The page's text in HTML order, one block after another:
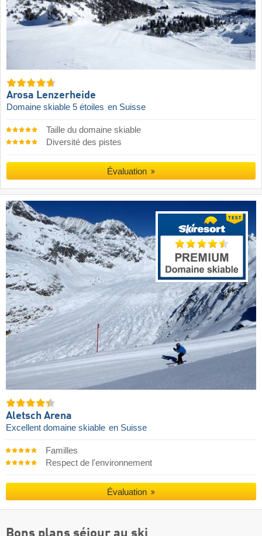
Arosa Lenzerheide
Domaine skiable 5 étoiles en Suisse
Taille du domaine skiable
Diversité des pistes
Évaluation
Aletsch Arena
Excellent domaine skiable en Suisse
Familles
Respect de l'environnement
Évaluation
Bons plans séjour au ski